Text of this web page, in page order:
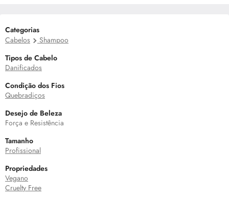
Categorias
Cabelos
Shampoo
Tipos de Cabelo
Danificados
Condição dos Fios
Quebradiços
Desejo de Beleza
Força e Resistência
Tamanho
Profissional
Propriedades
Vegano
Cruelty Free